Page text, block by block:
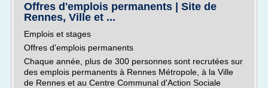
Offres d'emplois permanents | Site de
Rennes, Ville et ...
Emplois et stages
Offres d'emplois permanents
Chaque année, plus de 300 personnes sont recrutées sur
des emplois permanents à Rennes Métropole, à la Ville
de Rennes et au Centre Communal d'Action Sociale